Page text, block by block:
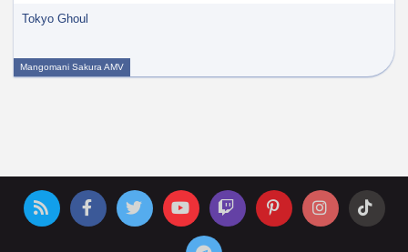
Tokyo Ghoul
Mangomani Sakura AMV